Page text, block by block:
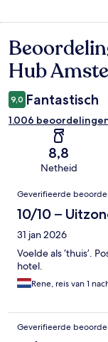
Hub
9,0 Fantastisch
1.006
8,8
Netheid
Geverifieerde
10/10 –
31 jan 2026
Voelde als ‘thuis’.
hotel.
Rene, reis van 1
Geverifieerde